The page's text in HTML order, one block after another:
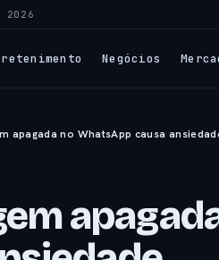
2026
Negócios
apagada no WhatsApp causa